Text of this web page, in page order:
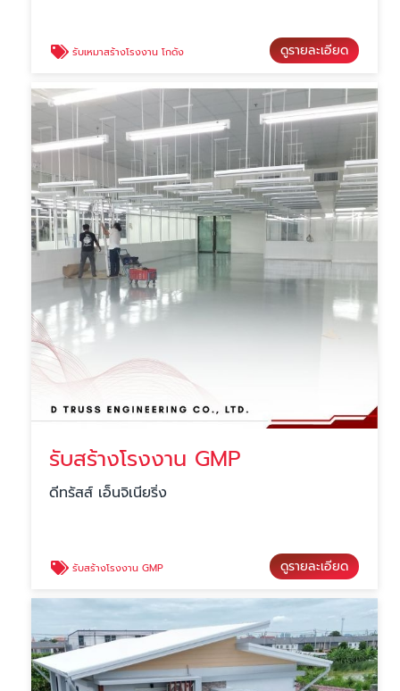
รับเหมาสร้างโรงงาน โกดัง ดูรายละเอียด
รับสร้างโรงงาน GMP
ดีทรัสส์ เอ็นจิเนียริ่ง
รับสร้างโรงงาน GMP ดูรายละเอียด